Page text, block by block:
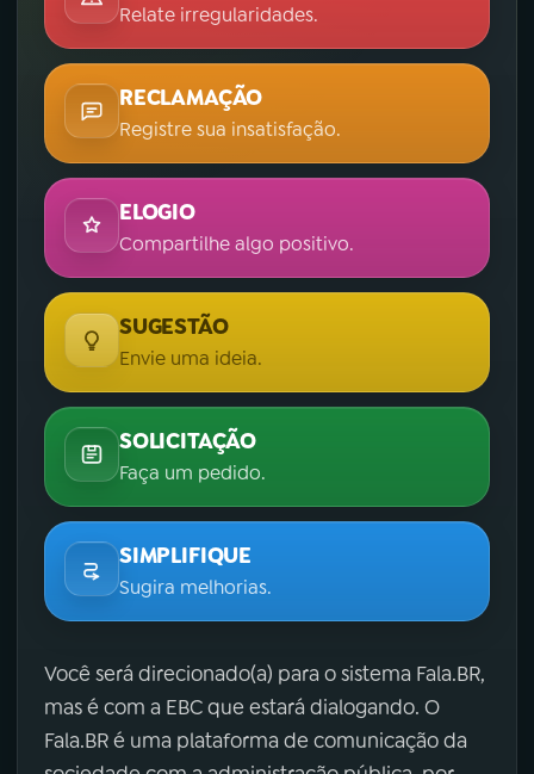
Relate irregularidades.
RECLAMAÇÃO
Registre sua insatisfação.
ELOGIO
Compartilhe algo positivo.
SUGESTÃO
Envie uma ideia.
SOLICITAÇÃO
Faça um pedido.
SIMPLIFIQUE
Sugira melhorias.
Você será direcionado(a) para o sistema Fala.BR,
mas é com a EBC que estará dialogando. O
Fala.BR é uma plataforma de comunicação da